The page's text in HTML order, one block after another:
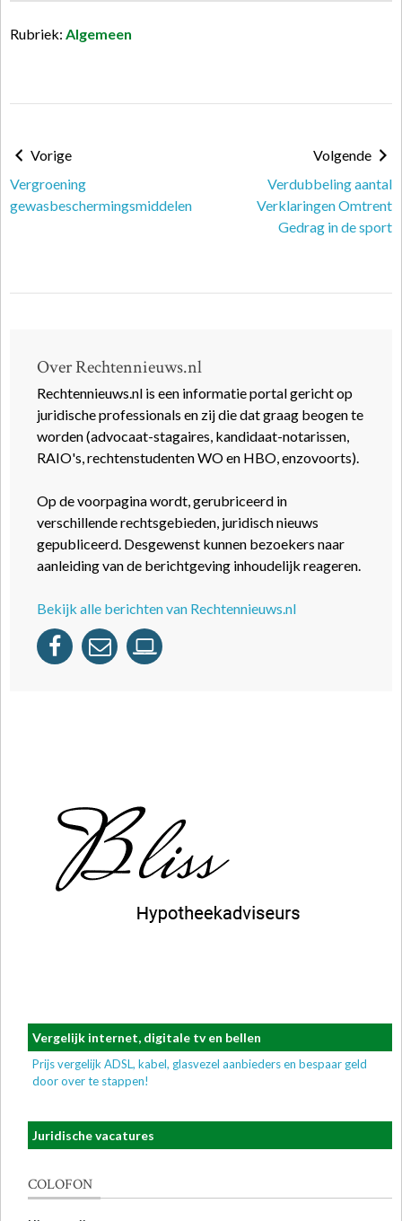
Rubriek: Algemeen
Vorige
Vergroening
gewasbeschermingsmiddelen
Volgende
Verdubbeling aantal
Verklaringen Omtrent
Gedrag in de sport
Over Rechtennieuws.nl
Rechtennieuws.nl is een informatie portal gericht op
juridische professionals en zij die dat graag beogen te
worden (advocaat-stagaires, kandidaat-notarissen,
RAIO's, rechtenstudenten WO en HBO, enzovoorts).
Op de voorpagina wordt, gerubriceerd in
verschillende rechtsgebieden, juridisch nieuws
gepubliceerd. Desgewenst kunnen bezoekers naar
aanleiding van de berichtgeving inhoudelijk reageren.
Bekijk alle berichten van Rechtennieuws.nl
Vergelijk internet, digitale tv en bellen
Prijs vergelijk ADSL, kabel, glasvezel aanbieders en bespaar geld
door over te stappen!
Juridische vacatures
COLOFON